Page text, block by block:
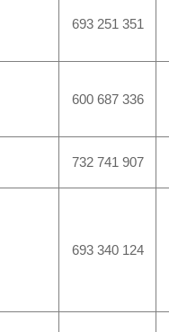
693 251 351
600 687 336
732 741 907
693 340 124